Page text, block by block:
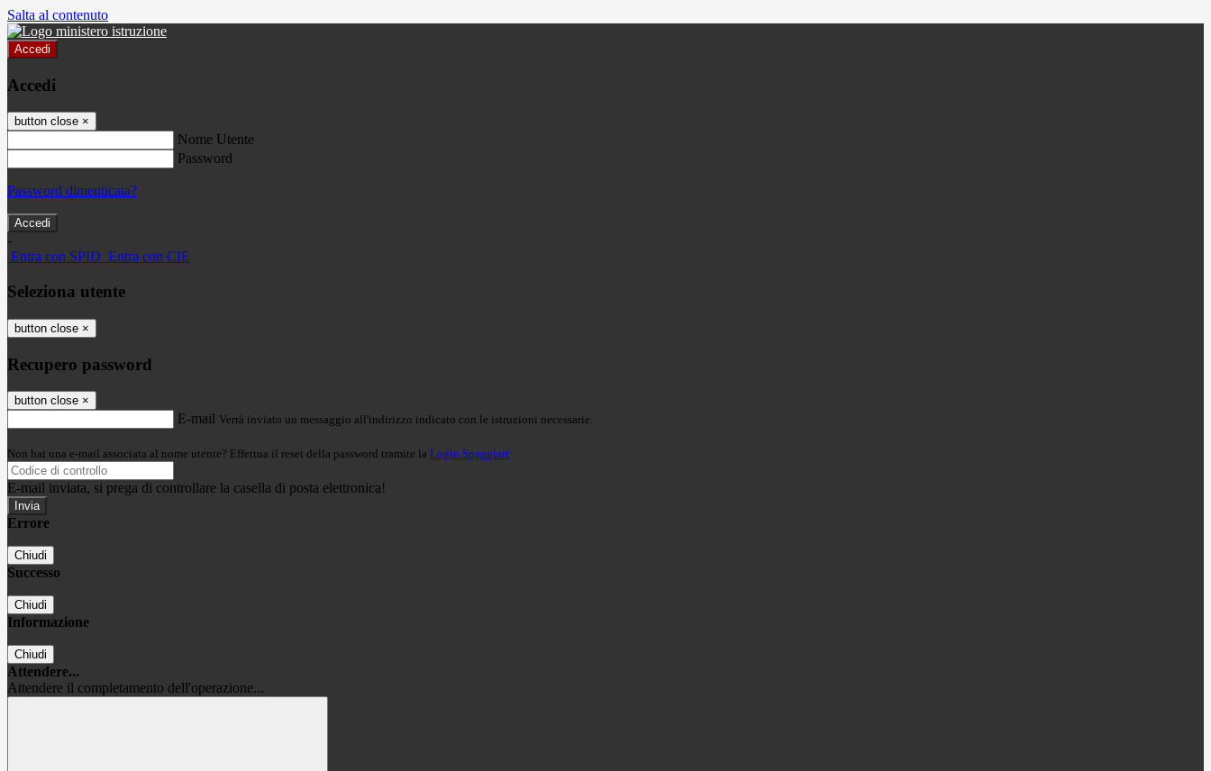
Salta al contenuto
Accedi
Accedi
button close ×
Nome Utente
Password
Password dimenticata?
-
Entra con SPID Entra con CIE
Seleziona utente
button close ×
Recupero password
button close ×
E-mail Verrà inviato un messaggio all'indirizzo indicato con le istruzioni necessarie.
Non hai una e-mail associata al nome utente? Effettua il reset della password tramite la Login Spaggiari
E-mail inviata, si prega di controllare la casella di posta elettronica!
Errore
Chiudi
Successo
Chiudi
Informazione
Chiudi
Attendere...
Attendere il completamento dell'operazione...